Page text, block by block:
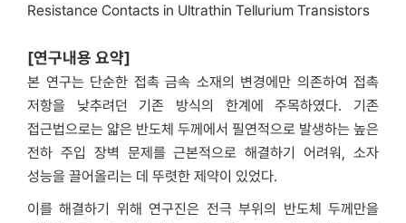
Resistance Contacts in Ultrathin Tellurium Transistors
[연구내용 요약]
본 연구는 단순한 접촉 금속 소재의 변경에만 의존하여 접촉
저항을 낮추려던 기존 방식의 한계에 주목하였다. 기존
접근법으로는 얇은 반도체 두께에서 필연적으로 발생하는 높은
전하 주입 장벽 문제를 근본적으로 해결하기 어려워, 소자
성능을 끌어올리는 데 뚜렷한 제약이 있었다.
이를 해결하기 위해 연구진은 전극 부위의 반도체 두께만을